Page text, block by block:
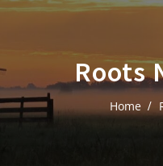
Roots
Home